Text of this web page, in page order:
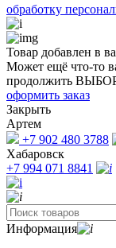
обработку
Товар добавлен в
Может ещё что-то
продолжить
оформить заказ
Закрыть
Артем
+7 902 480 3788
Хабаровск
+7 994 071 8841
Информация